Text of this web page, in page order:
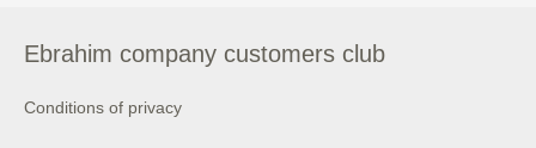
Ebrahim company customers club
Conditions of privacy